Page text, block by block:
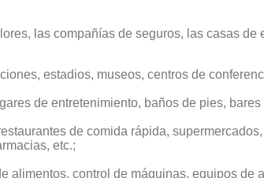
las compañías de seguros, las casas de
estadios, museos, centros de
de entretenimiento, baños de pies, bares
de comida rápida,
etc.;
alimentos, control de máquinas, equipos de